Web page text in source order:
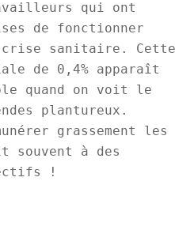
qui ont
de fonctionner
sanitaire. Cette
de 0,4% apparaît
quand on voit le
plantureux.
grassement les
souvent à des
!